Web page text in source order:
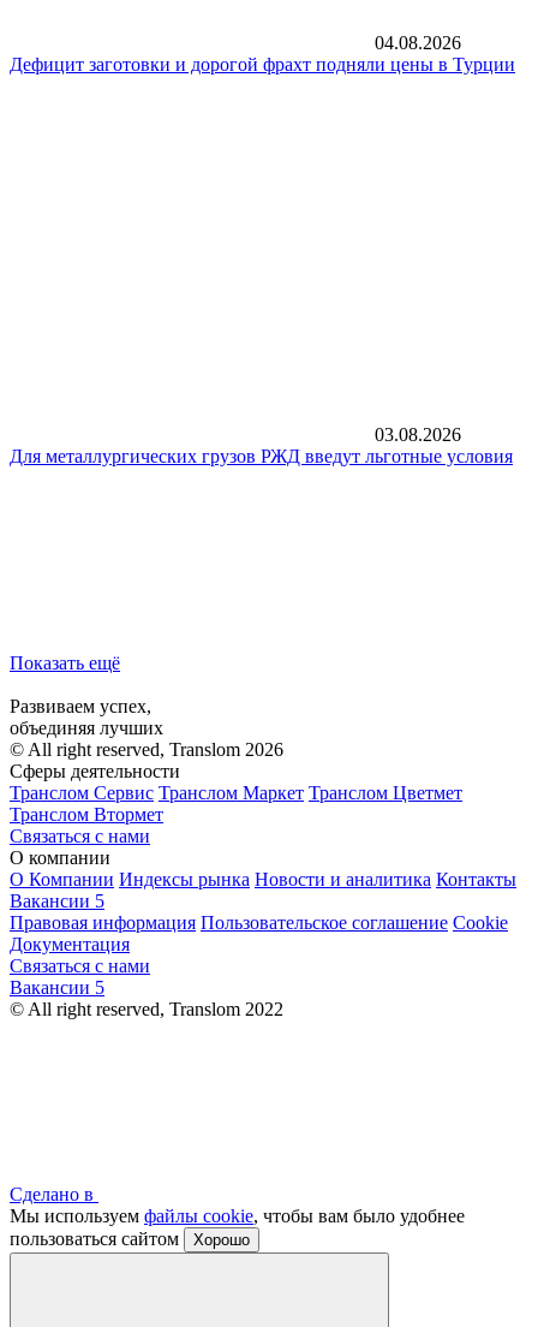
04.08.2026
Дефицит заготовки и дорогой фрахт подняли цены в Турции
03.08.2026
Для металлургических грузов РЖД введут льготные условия
Показать ещё
Развиваем успех,
объединяя лучших
© All right reserved, Translom 2026
Сферы деятельности
Транслом Сервис Транслом Маркет Транслом Цветмет
Транслом Втормет
Связаться с нами
О компании
О Компании Индексы рынка Новости и аналитика Контакты
Вакансии 5
Правовая информация Пользовательское соглашение Cookie
Документация
Связаться с нами
Вакансии 5
© All right reserved, Translom 2022
Сделано в
Мы используем файлы cookie, чтобы вам было удобнее
пользоваться сайтом
Хорошо